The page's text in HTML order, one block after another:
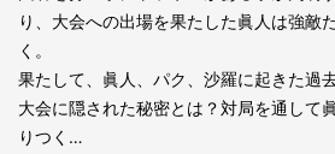
り、大会への出場を果たした眞人は強敵
く。
果たして、眞人、パク、沙羅に起きた過
大会に隠された秘密とは？対局を通して
りつく…